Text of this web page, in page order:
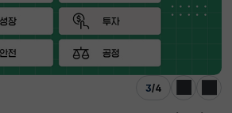
4/4
이전 다음